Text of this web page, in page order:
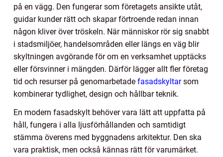
på en vägg. Den fungerar som företagets ansikte utåt,
guidar kunder rätt och skapar förtroende redan innan
någon kliver över tröskeln. När människor rör sig snabbt
i stadsmiljöer, handelsområden eller längs en väg blir
skyltningen avgörande för om en verksamhet upptäcks
eller försvinner i mängden. Därför lägger allt fler företag
tid och resurser på genomarbetade fasadskyltarsom
kombinerar tydlighet, design och hållbar teknik.
En modern fasadskylt behöver vara lätt att uppfatta på
håll, fungera i alla ljusförhållanden och samtidigt
stämma överens med byggnadens arkitektur. Den ska
vara praktisk, men också kännas rätt för varumärket.